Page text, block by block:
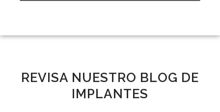
REVISA NUESTRO BLOG DE
IMPLANTES